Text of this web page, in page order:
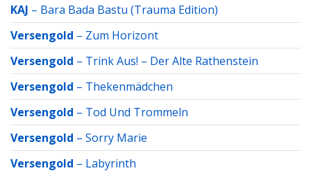
KAJ – Bara Bada Bastu (Trauma Edition)
Versengold – Zum Horizont
Versengold – Trink Aus! – Der Alte Rathenstein
Versengold – Thekenmädchen
Versengold – Tod Und Trommeln
Versengold – Sorry Marie
Versengold – Labyrinth